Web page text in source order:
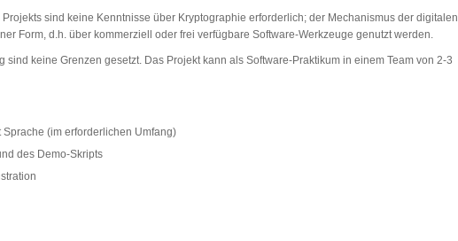
Projekts sind keine Kenntnisse über Kryptographie erforderlich; der Mechanismus der digitalen
Form, d.h. über kommerziell oder frei verfügbare Software-Werkzeuge genutzt werden.
sind keine Grenzen gesetzt. Das Projekt kann als Software-Praktikum in einem Team von 2-3
(im erforderlichen Umfang)
des Demo-Skripts